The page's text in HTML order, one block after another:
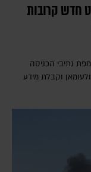
חדש קרובות
נתיבי הכניסה
וקבלת מידע